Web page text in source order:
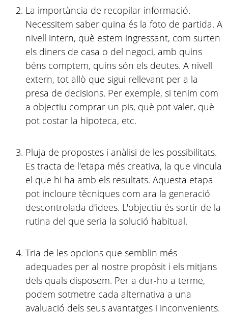
La importància de recopilar informació.
Necessitem saber quina és la foto de partida. A
nivell intern, què estem ingressant, com surten
els diners de casa o del negoci, amb quins
béns comptem, quins són els deutes. A nivell
extern, tot allò que sigui rellevant per a la
presa de decisions. Per exemple, si tenim com
a objectiu comprar un pis, què pot valer, què
pot costar la hipoteca, etc.
Pluja de propostes i anàlisi de les possibilitats.
Es tracta de l'etapa més creativa, la que vincula
el que hi ha amb els resultats. Aquesta etapa
pot incloure tècniques com ara la generació
descontrolada d'idees. L'objectiu és sortir de la
rutina del que seria la solució habitual.
Tria de les opcions que semblin més
adequades per al nostre propòsit i els mitjans
dels quals disposem. Per a dur-ho a terme,
podem sotmetre cada alternativa a una
avaluació dels seus avantatges i inconvenients.